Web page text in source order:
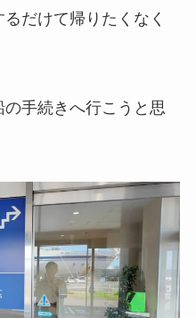
だけて帰りたくなく
手続きへ行こうと思